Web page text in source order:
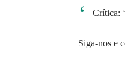
Crítica:
Siga-nos e